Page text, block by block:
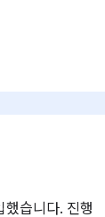
습니다. 진행